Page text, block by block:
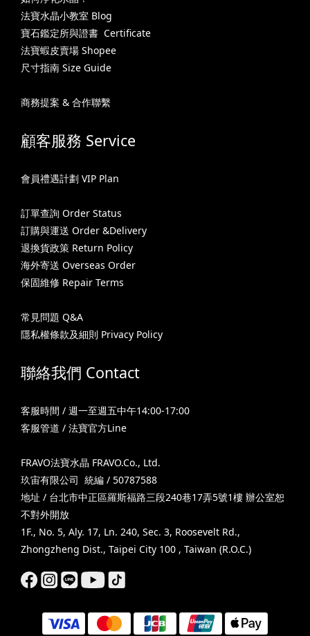
法寶水晶小教室 Blog
寶石鑑定所與證書 Certificate
法寶蝦皮賣場 Shopee
尺寸指南 Size Guide
商務提案 & 合作聯繫
顧客服務 Service
會員禮遇計劃 VIP Plan
訂單查詢 Order Status
訂購與運送 Order &Delivery
退換貨政策 Return Policy
海外寄送 Overseas Order
保固維修 Repair Terms
常見問題 Q&A
隱私權條款及細則 Privacy Policy
聯絡我們 Contact
客服時間 / 週一至週五中午14:00-17:00
客服管道 / 法寶官方Line
FRAVO法寶水晶 FRAVO.Co., Ltd.
玖宙有限公司 統編 / 50787588
地址 / 台北市中正區羅斯福路三段240巷17弄5號1樓 辦公室恕
不對外開放
1F., No. 5, Aly. 17, Ln. 240, Sec. 3, Roosevelt Rd.,
Zhongzheng Dist., Taipei City 100 , Taiwan (R.O.C.)